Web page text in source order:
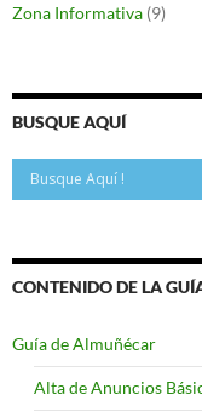
Zona Informativa (9)
BUSQUE AQUÍ
CONTENIDO DE LA
Guía de Almuñécar
Alta de Anuncios